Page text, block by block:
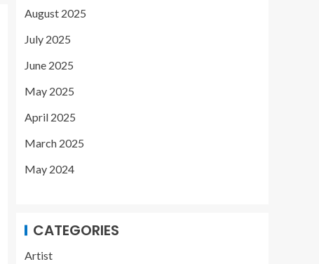
August 2025
July 2025
June 2025
May 2025
April 2025
March 2025
May 2024
CATEGORIES
Artist